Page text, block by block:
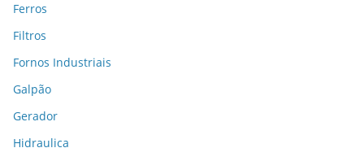
Ferros
Filtros
Fornos Industriais
Galpão
Gerador
Hidraulica